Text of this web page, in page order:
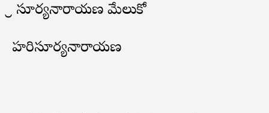
శ్రీ సూర్యనారాయణ మేలుకో
హరిసూర్యనారాయణ